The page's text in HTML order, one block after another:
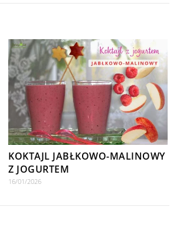
KOKTAJL JABŁKOWO-MALINOWY
Z JOGURTEM
16/01/2026